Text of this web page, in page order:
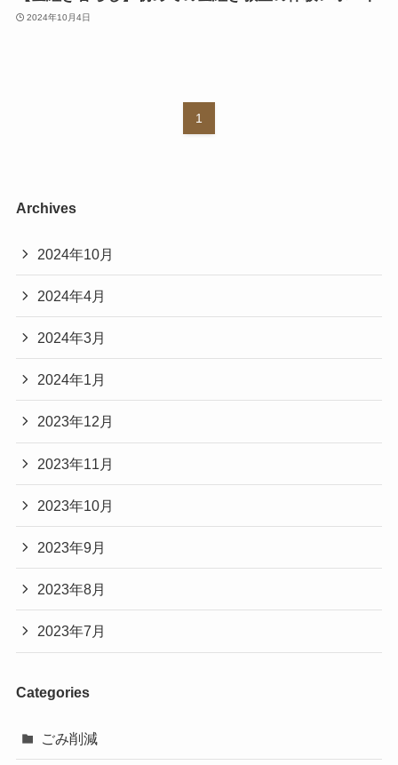
2024年10月4日
1
Archives
2024年10月
2024年4月
2024年3月
2024年1月
2023年12月
2023年11月
2023年10月
2023年9月
2023年8月
2023年7月
Categories
ごみ削減